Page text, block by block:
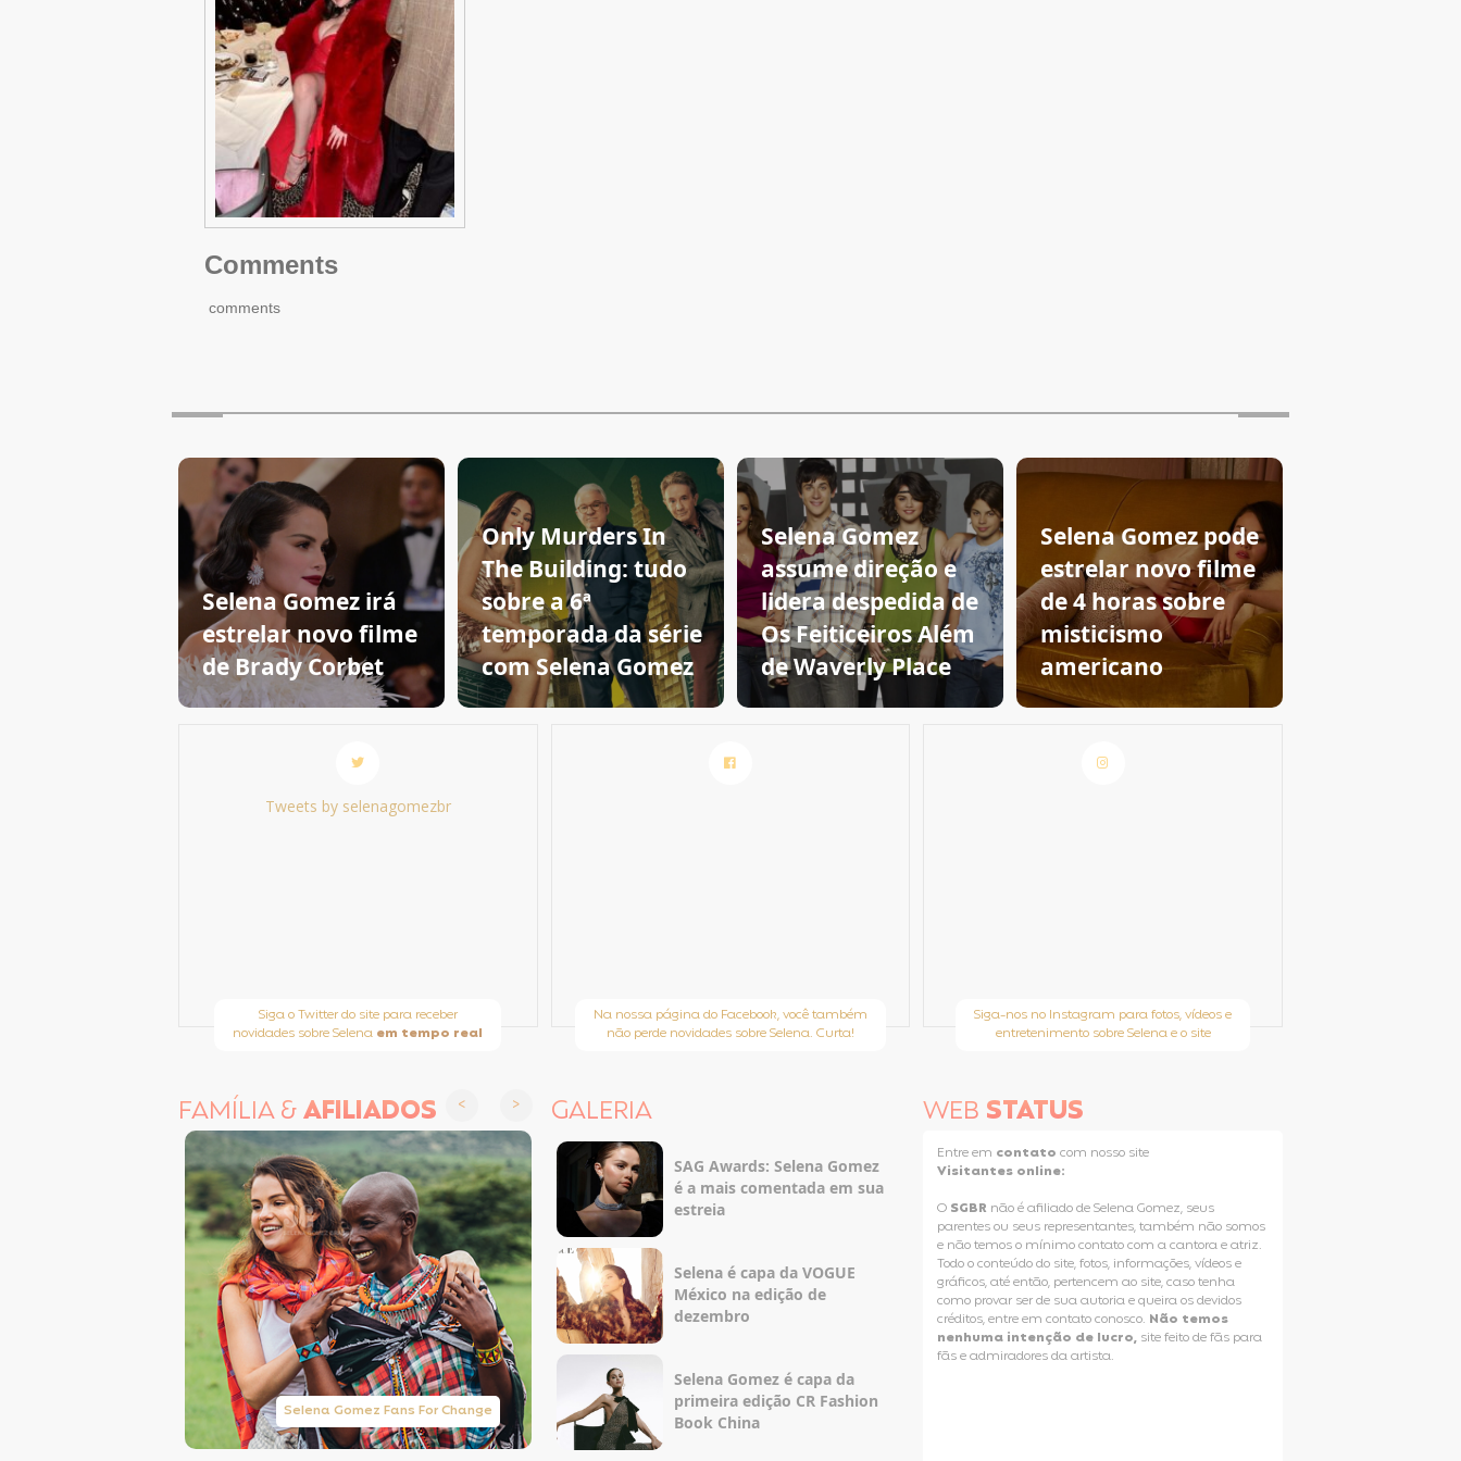
Comments
comments
Selena Gomez irá
estrelar novo filme
de Brady Corbet
Only Murders In
The Building: tudo
sobre a 6ª
temporada da série
com Selena Gomez
Selena Gomez
assume direção e
lidera despedida de
Os Feiticeiros Além
de Waverly Place
Selena Gomez pode
estrelar novo filme
de 4 horas sobre
misticismo
americano
Tweets by selenagomezbr
Siga o Twitter do site para receber
novidades sobre Selena em tempo real
Na nossa página do Facebook, você também
não perde novidades sobre Selena. Curta!
Siga-nos no Instagram para fotos, vídeos e
entretenimento sobre Selena e o site
FAMÍLIA &AFILIADOS
Selena Gomez Fans For Change Taylor Swift Brasil
GALERIA
SAG Awards: Selena Gomez
é a mais comentada em sua
estreia
Selena é capa da VOGUE
México na edição de
dezembro
Selena Gomez é capa da
primeira edição CR Fashion
Book China
WEB STATUS
Entre em contatocom nosso site
Visitantes online:
O SGBR não é afiliado de Selena Gomez, seus
parentes ou seus representantes, também não somos
e não temos o mínimo contato com a cantora e atriz.
Todo o conteúdo do site, fotos, informações, vídeos e
gráficos, até então, pertencem ao site, caso tenha
como provar ser de sua autoria e queira os devidos
créditos, entre em contato conosco. Não temos
nenhuma intenção de lucro, site feito de fãs para
fãs e admiradores da artista.